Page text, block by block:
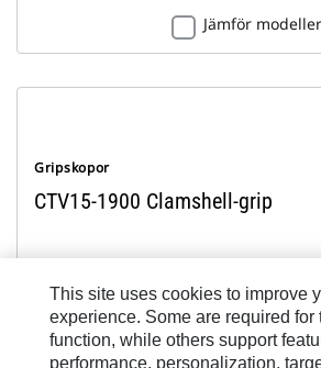
Jämför modeller
Gripskopor
CTV15-1900 Clamshell-grip
1900 l
1666 kg
This site uses cookies to improve
experience. Some are required for
function, while others support
performance, personalization,